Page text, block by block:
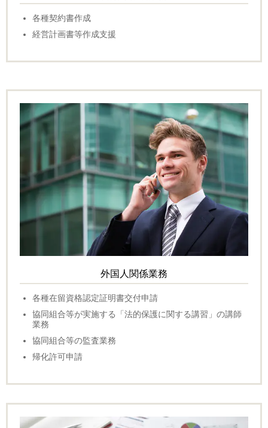
各種契約書作成
経営計画書等作成支援
外国人関係業務
各種在留資格認定証明書交付申請
協同組合等が実施する「法的保護に関する講習」の講師
業務
協同組合等の監査業務
帰化許可申請